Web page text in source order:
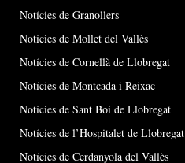
Notícies de Granollers
Notícies de Mollet del Vallès
Notícies de Cornellà de Llobregat
Notícies de Montcada i Reixac
Notícies de Sant Boi de Llobregat
Notícies de l’Hospitalet de Llobregat
Notícies de Cerdanyola del Vallès